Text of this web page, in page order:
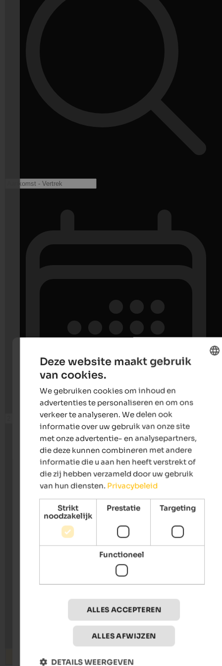
Deze website maakt gebruik
van cookies.
We gebruiken cookies om inhoud en
advertenties te personaliseren en om ons
verkeer te analyseren. We delen ook
informatie over uw gebruik van onze site
met onze advertentie- en analysepartners,
die deze kunnen combineren met andere
informatie die u aan hen heeft verstrekt of
die zij hebben verzameld door uw gebruik
van hun diensten. Privacybeleid
Strikt
noodzakelijk
Prestatie Targeting
Functioneel
ALLES ACCEPTEREN
ALLES AFWIJZEN
DETAILS WEERGEVEN